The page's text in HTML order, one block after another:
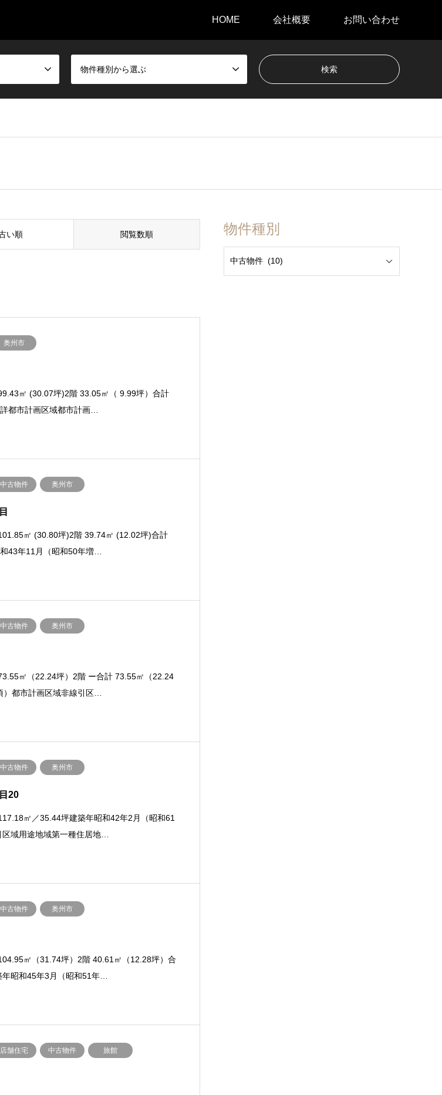
HOME 会社概要 お問い合わせ
物件種別から選ぶ
い順 閲覧数順
奥州市
㎡ (30.07坪)2階 33.05㎡（ 9.99坪）合計
都市計画区域都市計画…
中古物件 奥州市
㎡ (30.80坪)2階 39.74㎡ (12.02坪)合計
43年11月（昭和50年増…
中古物件 奥州市
㎡（22.24坪）2階 ー合計 73.55㎡（22.24
都市計画区域非線引区…
中古物件 奥州市
20
㎡／35.44坪建築年昭和42年2月（昭和61
域用途地域第一種住居地…
中古物件 奥州市
㎡（31.74坪）2階 40.61㎡（12.28坪）合
昭和45年3月（昭和51年…
店舗住宅 中古物件 旅館
物件種別